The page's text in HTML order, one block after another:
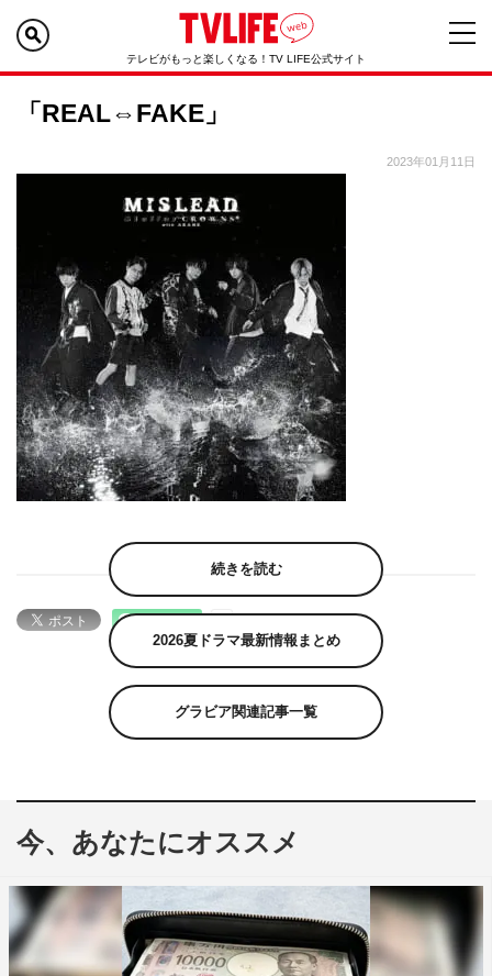
テレビがもっと楽しくなる！TV LIFE公式サイト
「REAL⇔FAKE」
2023年01月11日
続きを読む
2026夏ドラマ最新情報まとめ
グラビア関連記事一覧
今、あなたにオススメ